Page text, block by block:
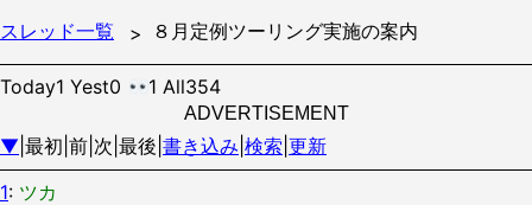
スレッド一覧 ８月定例ツーリング実施の案内
Today1 Yest0 1 All354
ADVERTISEMENT
▼ |最初|前|次|最後| 書き込み 検索 更新
1: ツカ